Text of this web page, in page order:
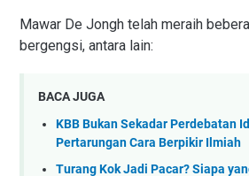
Mawar De Jongh telah meraih
bergengsi, antara lain:
BACA JUGA
KBB Bukan Sekadar Perdebatan
Pertarungan Cara Berpikir Ilmiah
Turang Kok Jadi Pacar? Siapa